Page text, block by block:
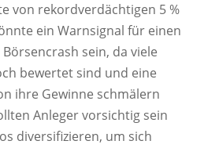
von rekordverdächtigen 5 %
ein Warnsignal für einen
sein, da viele
bewertet sind und eine
ihre Gewinne schmälern
Anleger vorsichtig sein
diversifizieren, um sich